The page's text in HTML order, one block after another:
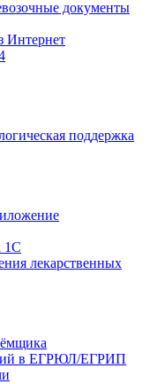
документы
Интернет
поддержка
1С
лекарственных
в ЕГРЮЛ/ЕГРИП